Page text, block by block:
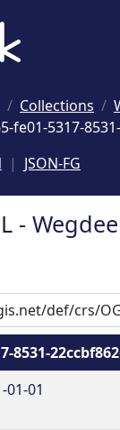
Collections
fe01-5317-
JSON-FG
-
8531-
01-01